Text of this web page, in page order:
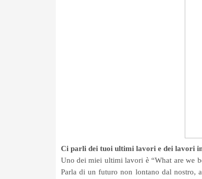
Ci parli dei tuoi ultimi lavori e dei lavori
Uno dei miei ultimi lavori è “What are we
Parla di un futuro non lontano dal nostro,